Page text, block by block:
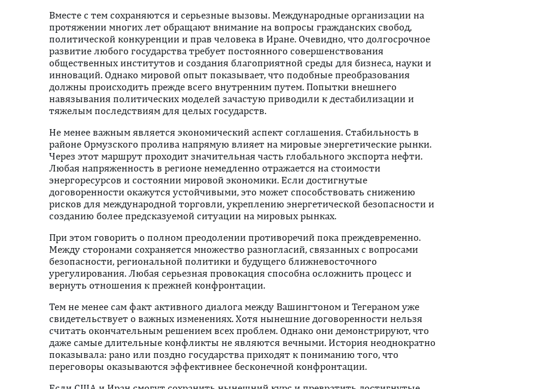
Вместе с тем сохраняются и серьезные вызовы. Международные организации на
протяжении многих лет обращают внимание на вопросы гражданских свобод,
политической конкуренции и прав человека в Иране. Очевидно, что долгосрочное
развитие любого государства требует постоянного совершенствования
общественных институтов и создания благоприятной среды для бизнеса, науки и
инноваций. Однако мировой опыт показывает, что подобные преобразования
должны происходить прежде всего внутренним путем. Попытки внешнего
навязывания политических моделей зачастую приводили к дестабилизации и
тяжелым последствиям для целых государств.
Не менее важным является экономический аспект соглашения. Стабильность в
районе Ормузского пролива напрямую влияет на мировые энергетические рынки.
Через этот маршрут проходит значительная часть глобального экспорта нефти.
Любая напряженность в регионе немедленно отражается на стоимости
энергоресурсов и состоянии мировой экономики. Если достигнутые
договоренности окажутся устойчивыми, это может способствовать снижению
рисков для международной торговли, укреплению энергетической безопасности и
созданию более предсказуемой ситуации на мировых рынках.
При этом говорить о полном преодолении противоречий пока преждевременно.
Между сторонами сохраняется множество разногласий, связанных с вопросами
безопасности, региональной политики и будущего ближневосточного
урегулирования. Любая серьезная провокация способна осложнить процесс и
вернуть отношения к прежней конфронтации.
Тем не менее сам факт активного диалога между Вашингтоном и Тегераном уже
свидетельствует о важных изменениях. Хотя нынешние договоренности нельзя
считать окончательным решением всех проблем. Однако они демонстрируют, что
даже самые длительные конфликты не являются вечными. История неоднократно
показывала: рано или поздно государства приходят к пониманию того, что
переговоры оказываются эффективнее бесконечной конфронтации.